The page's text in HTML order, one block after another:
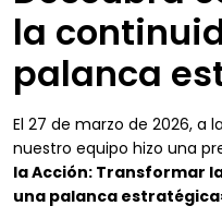
la
palanca
El 27 de marzo de 2026, a
nuestro equipo hizo una
la Acción: Transformar
una palanca